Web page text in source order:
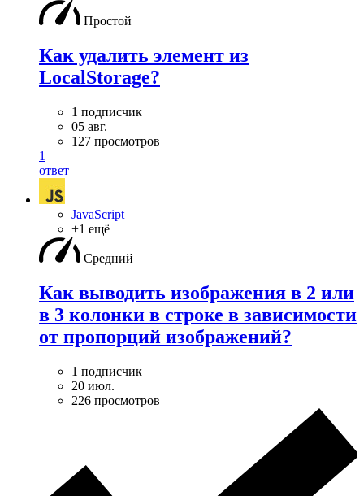
Простой
Как удалить элемент из
LocalStorage?
1 подписчик
05 авг.
127 просмотров
1
ответ
JavaScript
+1 ещё
Средний
Как выводить изображения в 2 или
в 3 колонки в строке в зависимости
от пропорций изображений?
1 подписчик
20 июл.
226 просмотров